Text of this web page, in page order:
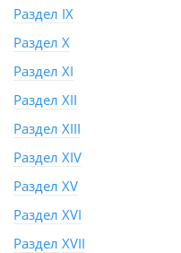
Раздел IX
Раздел X
Раздел XI
Раздел XII
Раздел XIII
Раздел XIV
Раздел XV
Раздел XVI
Раздел XVII